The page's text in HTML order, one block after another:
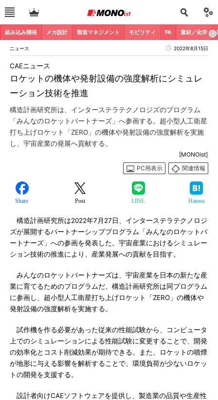
組み込み開発 メカ設計 製造マネジメント モビリティ FA 素材／化学
ニュース 2022年8月15日
ロケットの機体や発射設備の強度解析にシミュレ
ーション技術を推進
CAEニュース
構造計画研究所は、インターステラテクノロジズのプログラム
「みんなのロケットパートナーズ」へ参画する。超小型人工衛星
打ち上げロケット「ZERO」の機体や発射設備の強度解析を実施
し、宇宙産業の発展へ貢献する。
[MONOist]
PC用表示
関連情報
Share Post LINE Hatena
構造計画研究所は2022年7月27日、インターステラテクノロジ
ズが展開するパートナーシッププログラム「みんなのロケットパ
ートナーズ」への参画を発表した。宇宙産業におけるシミュレー
ション技術の推進により、産業発展への貢献を目指す。
みんなのロケットパートナーズは、宇宙産業を日本の新たな産
業に育てるためのプログラムだ。構造計画研究所は同プログラム
に参画し、超小型人工衛星打ち上げロケット「ZERO」の機体や
発射設備の強度解析を実施する。
試作機を作る必要があった従来の性能試験から、コンピュータ
上でのシミュレーションによる性能試験に変更することで、開発
の効率化とコスト削減効果が期待できる。また、ロケットの噴煙
が地形に与える影響を解析することで、環境負荷が少ないロケッ
トの開発を支援する。
設計者向けCAEソフトウェアを提供し、製造業の品質や生産性